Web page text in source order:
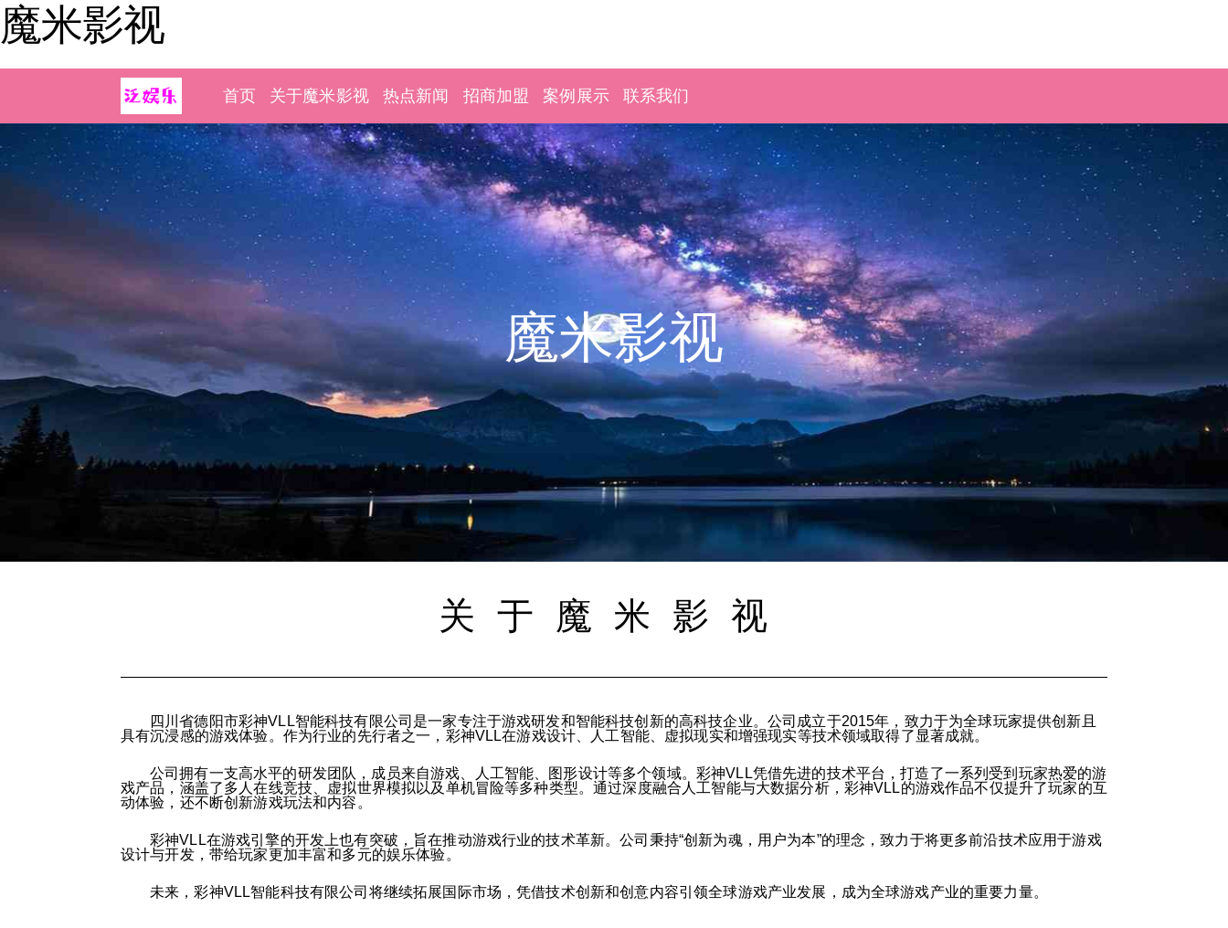
魔米影视
首页 关于魔米影视 热点新闻 招商加盟 案例展示 联系我们
魔米影视
关于魔米影视
四川省德阳市彩神VLL智能科技有限公司是一家专注于游戏研发和智能科技创新的高科技企业。公司成立于2015年，致力于为全球玩家提供创新且
具有沉浸感的游戏体验。作为行业的先行者之一，彩神VLL在游戏设计、人工智能、虚拟现实和增强现实等技术领域取得了显著成就。
公司拥有一支高水平的研发团队，成员来自游戏、人工智能、图形设计等多个领域。彩神VLL凭借先进的技术平台，打造了一系列受到玩家热爱的游
戏产品，涵盖了多人在线竞技、虚拟世界模拟以及单机冒险等多种类型。通过深度融合人工智能与大数据分析，彩神VLL的游戏作品不仅提升了玩家的互
动体验，还不断创新游戏玩法和内容。
彩神VLL在游戏引擎的开发上也有突破，旨在推动游戏行业的技术革新。公司秉持“创新为魂，用户为本”的理念，致力于将更多前沿技术应用于游戏
设计与开发，带给玩家更加丰富和多元的娱乐体验。
未来，彩神VLL智能科技有限公司将继续拓展国际市场，凭借技术创新和创意内容引领全球游戏产业发展，成为全球游戏产业的重要力量。